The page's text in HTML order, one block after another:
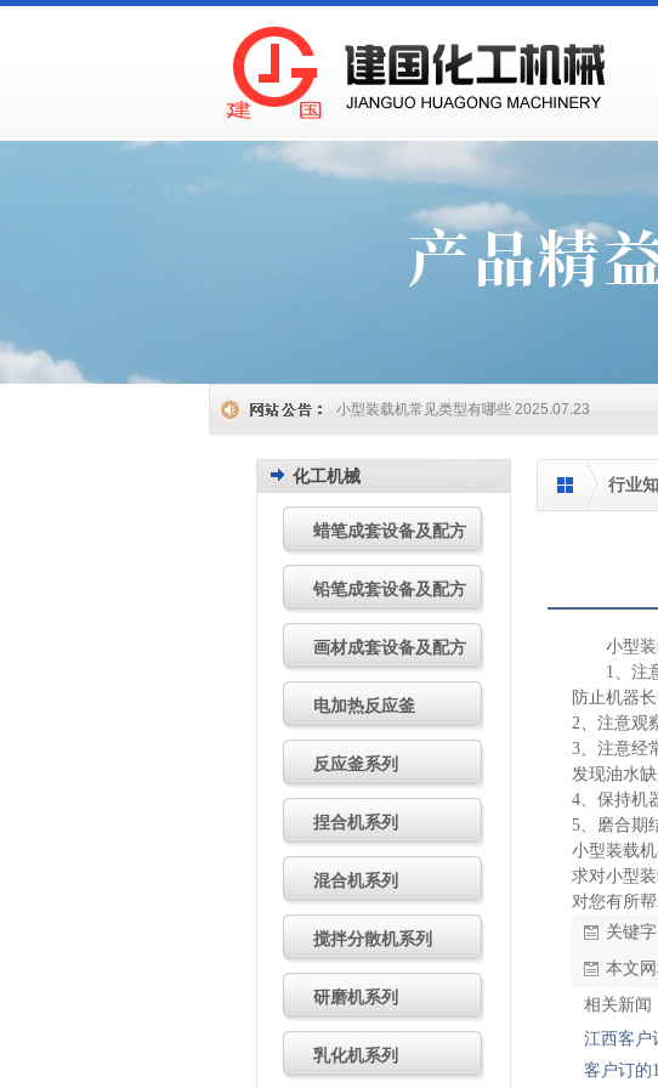
小型装载机的使用技巧有哪些
2026.04.23
小型装载机的维护保养方法有哪些 2025.10.22
小型装载机常见类型有哪些 2025.07.23
小型装载机操作与维护注意事项 2025.06.20
如何评估小型装载机的质量与性能？ 2025.03.18
如何挑选合适的小型装载机？
2024.12.18
小型装载机的选型要点
小型装载机有哪些优势
小型装载机的使用技巧有哪些
小型装载机的应用领域有哪些
如何延长小型装载机的使用寿命
2026.01.27
小型装载机：多场景作业好帮手
如何正确操作和维护小型装载机
2025.11.27
小型装载机的维护保养方法有哪些
2025.10.22
小型装载机常见类型有哪些
2025.07.23
小型装载机操作与维护注意事项
2025.06.20
小型装载机的特点和应用场景
2025.04.16
如何评估小型装载机的质量与性能？
2025.03.18
如何挑选合适的小型装载机？
2024.12.18
小型装载机的选型要点
小型装载机有哪些优势
化工机械
蜡笔成套设备及配方
铅笔成套设备及配方
画材成套设备及配方
电加热反应釜
反应釜系列
捏合机系列
混合机系列
搅拌分散机系列
研磨机系列
乳化机系列
行业
小型
1、注
防止机器
2、注意观
3、注意经
发现油水
4、保持机
5、磨合期
小型装载
求对小型
对您有所
关键字
本文网
相关新闻
江西客户
客户订的